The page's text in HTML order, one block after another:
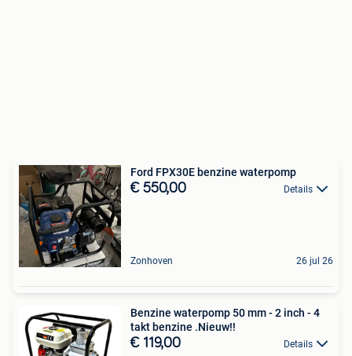
Ford FPX30E benzine waterpomp
€ 550,00 Details
Zonhoven 26 jul 26
Benzine waterpomp 50 mm - 2 inch - 4
takt benzine .Nieuw!!
€ 119,00 Details